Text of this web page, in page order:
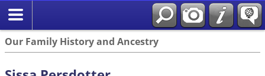
Our Family History and Ancestry